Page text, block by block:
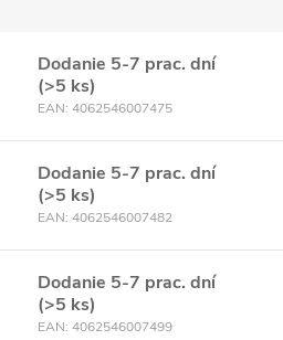
Dodanie 5-7 prac. dní
(>5 ks)
EAN: 4062546007475
Dodanie 5-7 prac. dní
(>5 ks)
EAN: 4062546007482
Dodanie 5-7 prac. dní
(>5 ks)
EAN: 4062546007499